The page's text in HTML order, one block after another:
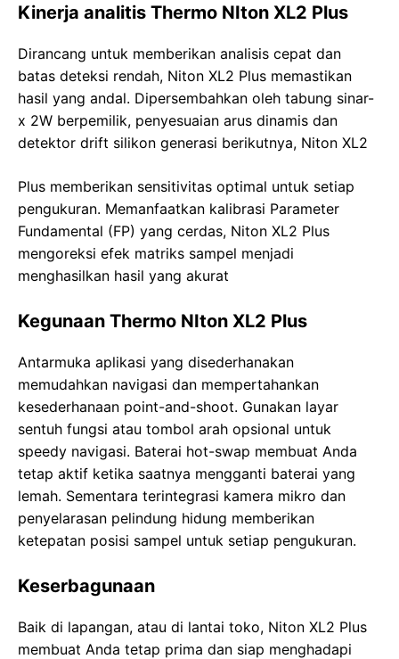
Kinerja analitis Thermo NIton XL2 Plus
Dirancang untuk memberikan analisis cepat dan
batas deteksi rendah, Niton XL2 Plus memastikan
hasil yang andal. Dipersembahkan oleh tabung sinar-
x 2W berpemilik, penyesuaian arus dinamis dan
detektor drift silikon generasi berikutnya, Niton XL2
Plus memberikan sensitivitas optimal untuk setiap
pengukuran. Memanfaatkan kalibrasi Parameter
Fundamental (FP) yang cerdas, Niton XL2 Plus
mengoreksi efek matriks sampel menjadi
menghasilkan hasil yang akurat
Kegunaan Thermo NIton XL2 Plus
Antarmuka aplikasi yang disederhanakan
memudahkan navigasi dan mempertahankan
kesederhanaan point-and-shoot. Gunakan layar
sentuh fungsi atau tombol arah opsional untuk
speedy navigasi. Baterai hot-swap membuat Anda
tetap aktif ketika saatnya mengganti baterai yang
lemah. Sementara terintegrasi kamera mikro dan
penyelarasan pelindung hidung memberikan
ketepatan posisi sampel untuk setiap pengukuran.
Keserbagunaan
Baik di lapangan, atau di lantai toko, Niton XL2 Plus
membuat Anda tetap prima dan siap menghadapi